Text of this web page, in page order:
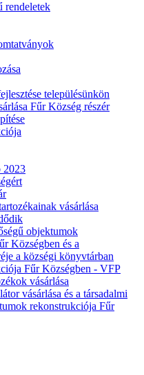
rendeletek
településünkön
Fűr Község részér
2023
vásárlása
objektumok
Községben és a
a községi könyvtárban
Fűr Községben - VFP
vásárlása
vásárlása és a társadalmi
rekonstrukciója Fűr